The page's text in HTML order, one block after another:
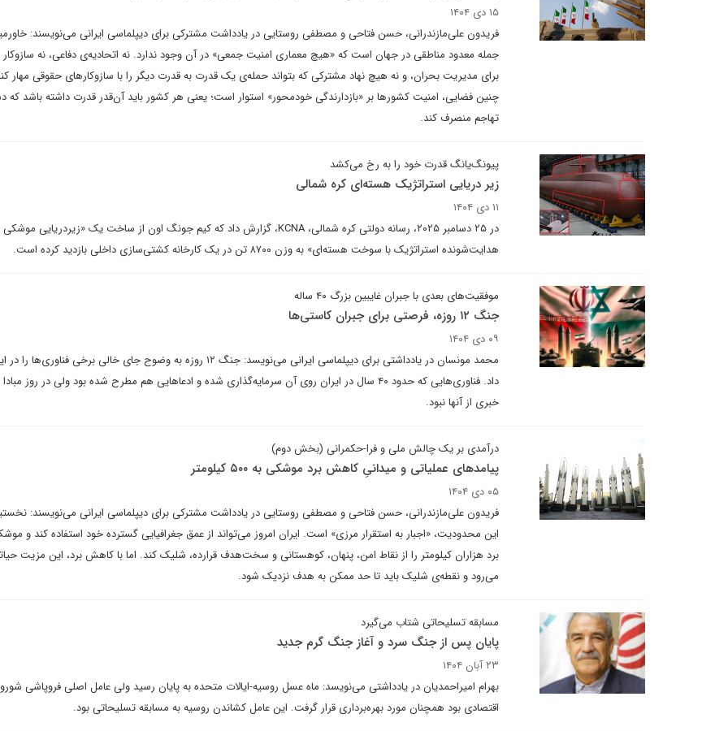
۱۵ دی ۱۴۰۴
فریدون علی‌مازندرانی، حسن فتاحی و مصطفی روستایی در یادداشت مشترکی برای دیپلماسی ایرانی می‌نویسند:
جمله معدود مناطقی در جهان است که «هیچ معماری امنیت جمعی» در آن وجود ندارد. نه اتحادیه‌ی دفاعی، نه سازوکار
برای مدیریت بحران، و نه هیچ نهاد مشترکی که بتواند حمله‌ی یک قدرت به قدرت دیگر را با سازوکارهای حقوقی مهار
چنین فضایی، امنیت کشورها بر «بازدارندگی خودمحور» استوار است؛ یعنی هر کشور باید آن‌قدر قدرت داشته باشد که
تهاجم منصرف کند.
پیونگ‌یانگ قدرت خود را به رخ می‌کشد
زیر دریایی استراتژیک هسته‌ای کره شمالی
۱۱ دی ۱۴۰۴
در ۲۵ دسامبر ۲۰۲۵، رسانه دولتی کره شمالی، KCNA، گزارش داد که کیم جونگ اون از ساخت یک «زیردریایی موشکی
هدایت‌شونده استراتژیک با سوخت هسته‌ای» به وزن ۸۷۰۰ تن در یک کارخانه کشتی‌سازی داخلی بازدید کرده است.
موفقیت‌های بعدی با جبران غایبین بزرگ ۴۰ ساله
جنگ ۱۲ روزه، فرصتی برای جبران کاستی‌ها
۰۹ دی ۱۴۰۴
محمد مونسان در یادداشتی برای دیپلماسی ایرانی می‌نویسد: جنگ ۱۲ روزه به وضوح جای خالی برخی
داد. فناوری‌هایی که حدود ۴۰ سال در ایران روی آن سرمایه‌گذاری شده و ادعاهایی هم مطرح شده بود ولی در روز
خبری از آنها نبود.
درآمدی بر یک چالش ملی و فرا-حکمرانی (بخش دوم)
پیامدهای عملیاتی و میدانیِ کاهش برد موشکی به ۵۰۰ کیلومتر
۰۵ دی ۱۴۰۴
فریدون علی‌مازندرانی، حسن فتاحی و مصطفی روستایی در یادداشت مشترکی برای دیپلماسی ایرانی می‌نویسند:
این محدودیت، «اجبار به استقرار مرزی» است. ایران امروز می‌تواند از عمق جغرافیایی گسترده خود استفاده کند و
برد هزاران کیلومتر را از نقاط امن، پنهان، کوهستانی و سخت‌هدف قرارده، شلیک کند. اما با کاهش برد، این مزیت
می‌رود و نقطه‌ی شلیک باید تا حد ممکن به هدف نزدیک شود.
مسابقه تسلیحاتی شتاب می‌گیرد
پایان پس از جنگ سرد و آغاز جنگ گرم جدید
۲۳ آبان ۱۴۰۴
بهرام امیراحمدیان در یادداشتی می‌نویسد: ماه عسل روسیه-ایالات متحده به پایان رسید ولی عامل اصلی فروپاشی
اقتصادی بود همچنان مورد بهره‌برداری قرار گرفت. این عامل کشاندن روسیه به مسابقه تسلیحاتی بود.